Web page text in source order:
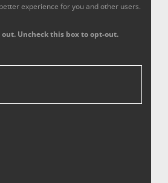
experience for you and other users.
Uncheck this box to opt-out.